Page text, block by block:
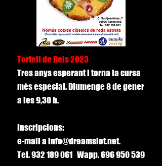
Tortell de Reis 2023
Tres anys esperant i torna la cursa
més especial. Diumenge 8 de gener
a les 9,30 h.
Inscripcions:
e-mail a info@dreamslot.net.
Tel. 932 189 061 Wapp. 696 950 539